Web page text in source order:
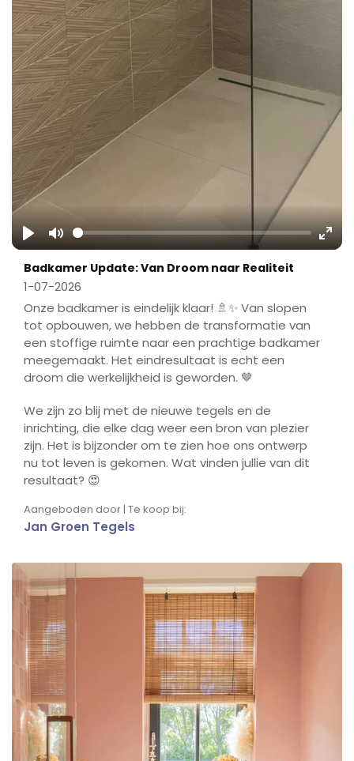
Play Mute
Badkamer Update: Van Droom naar Realiteit
1-07-2026
Onze badkamer is eindelijk klaar! 🚿✨ Van slopen
tot opbouwen, we hebben de transformatie van
een stoffige ruimte naar een prachtige badkamer
meegemaakt. Het eindresultaat is echt een
droom die werkelijkheid is geworden. 🤎
We zijn zo blij met de nieuwe tegels en de
inrichting, die elke dag weer een bron van plezier
zijn. Het is bijzonder om te zien hoe ons ontwerp
nu tot leven is gekomen. Wat vinden jullie van dit
resultaat? 😍
Aangeboden door | Te koop bij:
Jan Groen Tegels